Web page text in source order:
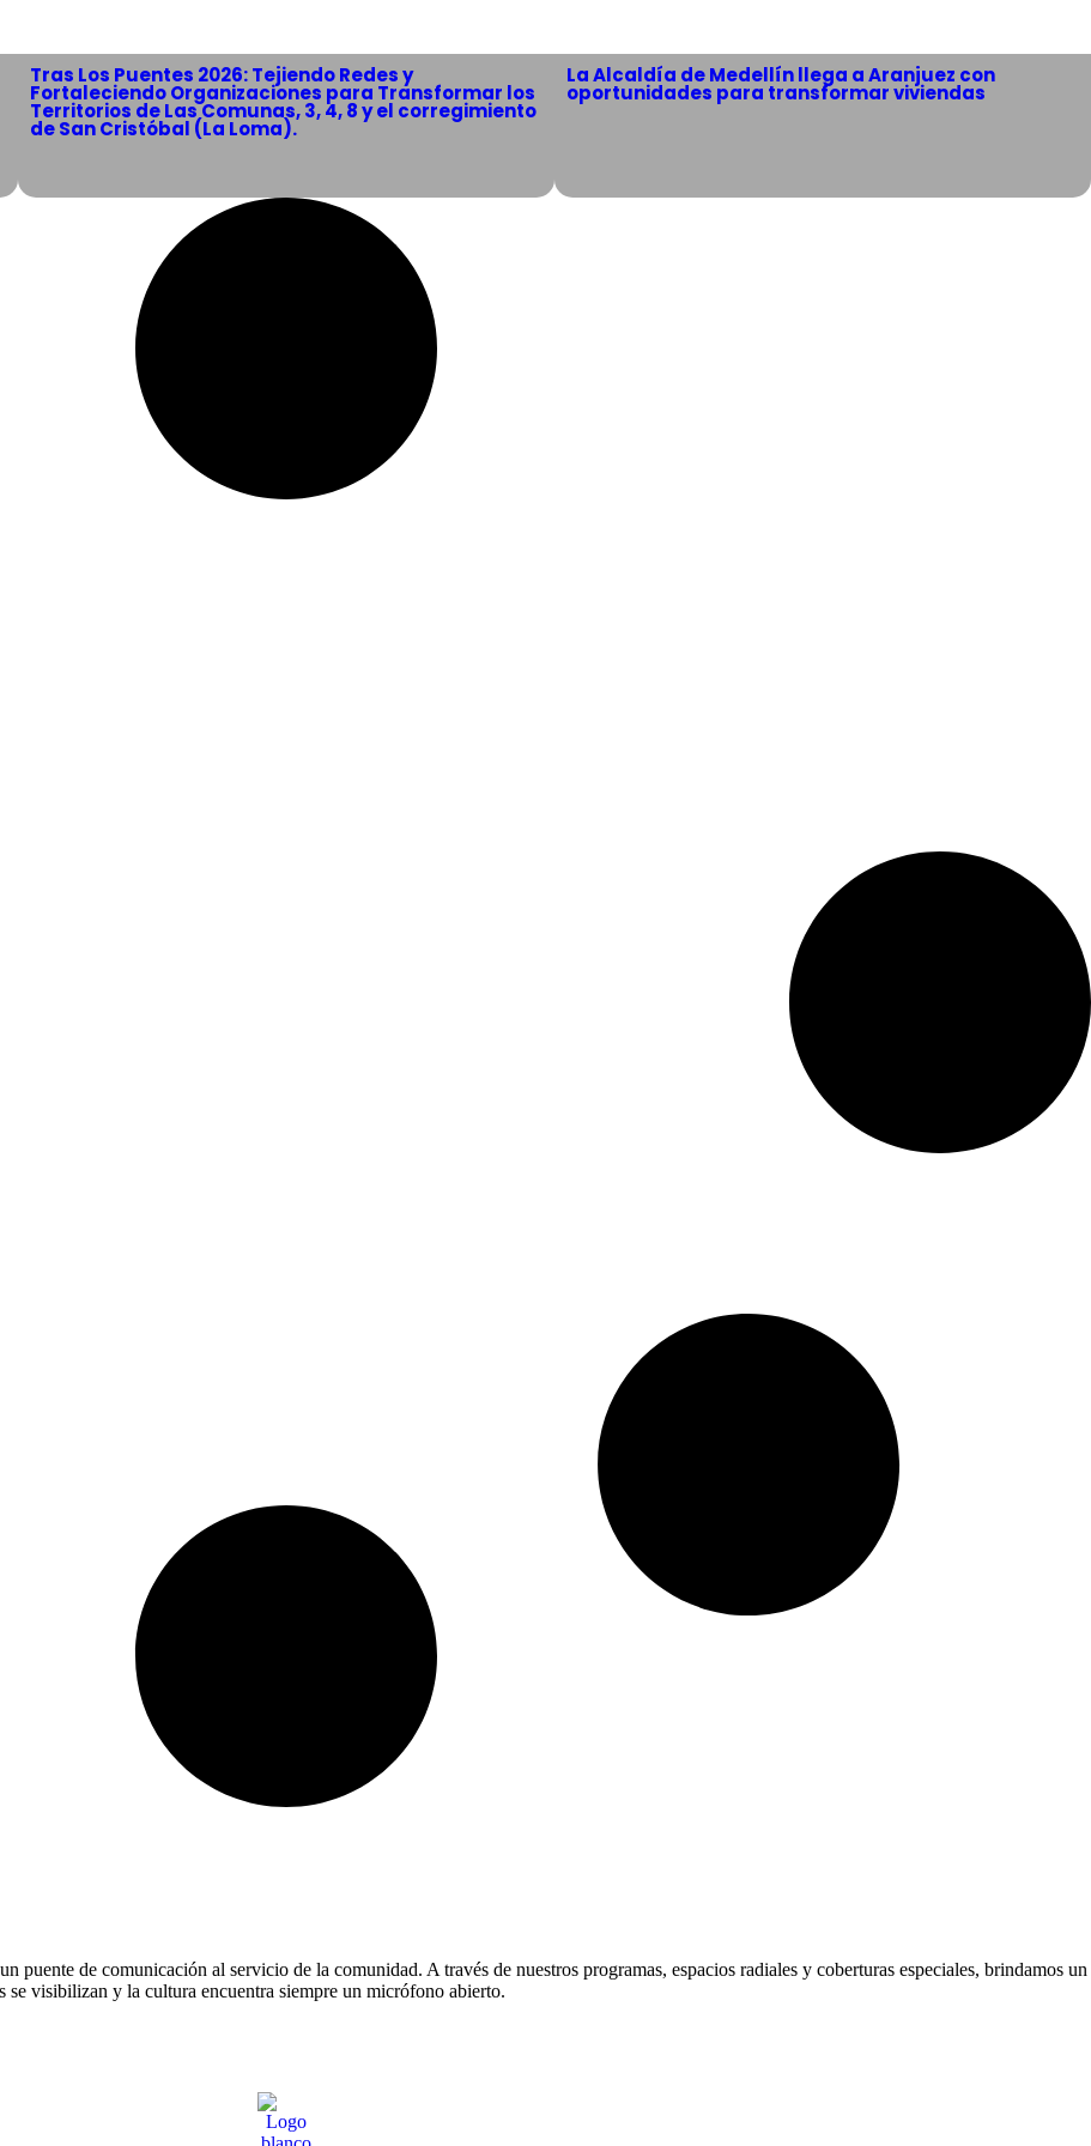
Tras Los Puentes 2026: Tejiendo Redes y
Fortaleciendo Organizaciones para Transformar los
Territorios de Las Comunas, 3, 4, 8 y el corregimiento
de San Cristóbal (La Loma).
La Alcaldía de Medellín llega a Aranjuez con
oportunidades para transformar viviendas
puente de comunicación al servicio de la comunidad. A través de nuestros programas, espacios radiales y coberturas especiales, brindamos un
se visibilizan y la cultura encuentra siempre un micrófono abierto.